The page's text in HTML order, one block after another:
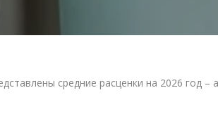
средние расценки на 2026 год –